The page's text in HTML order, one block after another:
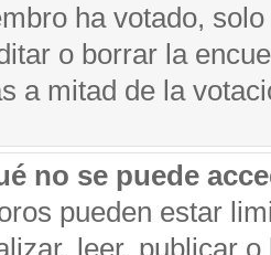
ha votado,
o borrar la
a mitad de la
no se puede
pueden estar
leer, publicar